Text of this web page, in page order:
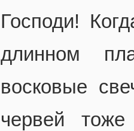
Господи!
длинном
восковые
червей